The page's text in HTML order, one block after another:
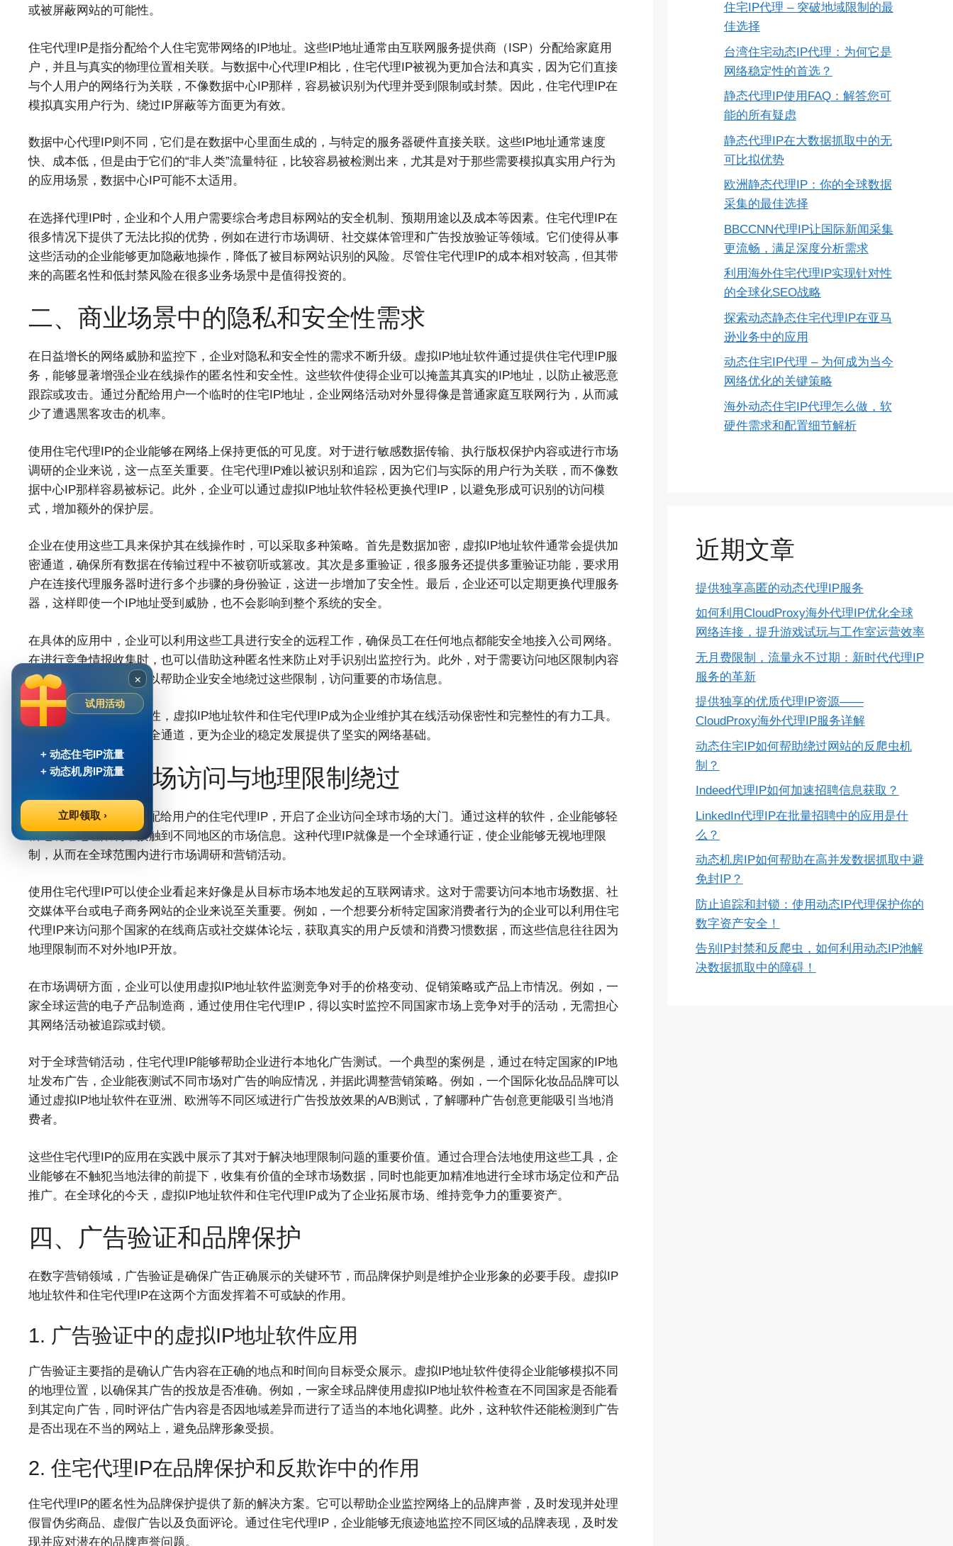
或被屏蔽网站的可能性。
住宅代理IP是指分配给个人住宅宽带网络的IP地址。这些IP地址通常由互联网服务提供商（ISP）分配给家庭用
户，并且与真实的物理位置相关联。与数据中心代理IP相比，住宅代理IP被视为更加合法和真实，因为它们直接
与个人用户的网络行为关联，不像数据中心IP那样，容易被识别为代理并受到限制或封禁。因此，住宅代理IP在
模拟真实用户行为、绕过IP屏蔽等方面更为有效。
数据中心代理IP则不同，它们是在数据中心里面生成的，与特定的服务器硬件直接关联。这些IP地址通常速度
快、成本低，但是由于它们的“非人类”流量特征，比较容易被检测出来，尤其是对于那些需要模拟真实用户行为
的应用场景，数据中心IP可能不太适用。
在选择代理IP时，企业和个人用户需要综合考虑目标网站的安全机制、预期用途以及成本等因素。住宅代理IP在
很多情况下提供了无法比拟的优势，例如在进行市场调研、社交媒体管理和广告投放验证等领域。它们使得从事
这些活动的企业能够更加隐蔽地操作，降低了被目标网站识别的风险。尽管住宅代理IP的成本相对较高，但其带
来的高匿名性和低封禁风险在很多业务场景中是值得投资的。
二、商业场景中的隐私和安全性需求
在日益增长的网络威胁和监控下，企业对隐私和安全性的需求不断升级。虚拟IP地址软件通过提供住宅代理IP服
务，能够显著增强企业在线操作的匿名性和安全性。这些软件使得企业可以掩盖其真实的IP地址，以防止被恶意
跟踪或攻击。通过分配给用户一个临时的住宅IP地址，企业网络活动对外显得像是普通家庭互联网行为，从而减
少了遭遇黑客攻击的机率。
使用住宅代理IP的企业能够在网络上保持更低的可见度。对于进行敏感数据传输、执行版权保护内容或进行市场
调研的企业来说，这一点至关重要。住宅代理IP难以被识别和追踪，因为它们与实际的用户行为关联，而不像数
据中心IP那样容易被标记。此外，企业可以通过虚拟IP地址软件轻松更换代理IP，以避免形成可识别的访问模
式，增加额外的保护层。
企业在使用这些工具来保护其在线操作时，可以采取多种策略。首先是数据加密，虚拟IP地址软件通常会提供加
密通道，确保所有数据在传输过程中不被窃听或篡改。其次是多重验证，很多服务还提供多重验证功能，要求用
户在连接代理服务器时进行多个步骤的身份验证，这进一步增加了安全性。最后，企业还可以定期更换代理服务
器，这样即使一个IP地址受到威胁，也不会影响到整个系统的安全。
在具体的应用中，企业可以利用这些工具进行安全的远程工作，确保员工在任何地点都能安全地接入公司网络。
在进行竞争情报收集时，也可以借助这种匿名性来防止对手识别出监控行为。此外，对于需要访问地区限制内容
的场景，住宅代理IP可以帮助企业安全地绕过这些限制，访问重要的市场信息。
通过增强匿名性和安全性，虚拟IP地址软件和住宅代理IP成为企业维护其在线活动保密性和完整性的有力工具。
它们不仅提供了一条安全通道，更为企业的稳定发展提供了坚实的网络基础。
三、全球市场访问与地理限制绕过
虚拟IP地址软件通过分配给用户的住宅代理IP，开启了企业访问全球市场的大门。通过这样的软件，企业能够轻
松地绕过地理限制，接触到不同地区的市场信息。这种代理IP就像是一个全球通行证，使企业能够无视地理限
制，从而在全球范围内进行市场调研和营销活动。
使用住宅代理IP可以使企业看起来好像是从目标市场本地发起的互联网请求。这对于需要访问本地市场数据、社
交媒体平台或电子商务网站的企业来说至关重要。例如，一个想要分析特定国家消费者行为的企业可以利用住宅
代理IP来访问那个国家的在线商店或社交媒体论坛，获取真实的用户反馈和消费习惯数据，而这些信息往往因为
地理限制而不对外地IP开放。
在市场调研方面，企业可以使用虚拟IP地址软件监测竞争对手的价格变动、促销策略或产品上市情况。例如，一
家全球运营的电子产品制造商，通过使用住宅代理IP，得以实时监控不同国家市场上竞争对手的活动，无需担心
其网络活动被追踪或封锁。
对于全球营销活动，住宅代理IP能够帮助企业进行本地化广告测试。一个典型的案例是，通过在特定国家的IP地
址发布广告，企业能夜测试不同市场对广告的响应情况，并据此调整营销策略。例如，一个国际化妆品品牌可以
通过虚拟IP地址软件在亚洲、欧洲等不同区域进行广告投放效果的A/B测试，了解哪种广告创意更能吸引当地消
费者。
这些住宅代理IP的应用在实践中展示了其对于解决地理限制问题的重要价值。通过合理合法地使用这些工具，企
业能够在不触犯当地法律的前提下，收集有价值的全球市场数据，同时也能更加精准地进行全球市场定位和产品
推广。在全球化的今天，虚拟IP地址软件和住宅代理IP成为了企业拓展市场、维持竞争力的重要资产。
四、广告验证和品牌保护
在数字营销领域，广告验证是确保广告正确展示的关键环节，而品牌保护则是维护企业形象的必要手段。虚拟IP
地址软件和住宅代理IP在这两个方面发挥着不可或缺的作用。
1. 广告验证中的虚拟IP地址软件应用
广告验证主要指的是确认广告内容在正确的地点和时间向目标受众展示。虚拟IP地址软件使得企业能够模拟不同
的地理位置，以确保其广告的投放是否准确。例如，一家全球品牌使用虚拟IP地址软件检查在不同国家是否能看
到其定向广告，同时评估广告内容是否因地域差异而进行了适当的本地化调整。此外，这种软件还能检测到广告
是否出现在不当的网站上，避免品牌形象受损。
2. 住宅代理IP在品牌保护和反欺诈中的作用
住宅代理IP的匿名性为品牌保护提供了新的解决方案。它可以帮助企业监控网络上的品牌声誉，及时发现并处理
假冒伪劣商品、虚假广告以及负面评论。通过住宅代理IP，企业能够无痕迹地监控不同区域的品牌表现，及时发
现并应对潜在的品牌声誉问题。
住宅IP代理 – 突破地域限制的最
佳选择
台湾住宅动态IP代理：为何它是
网络稳定性的首选？
静态代理IP使用FAQ：解答您可
能的所有疑虑
静态代理IP在大数据抓取中的无
可比拟优势
欧洲静态代理IP：你的全球数据
采集的最佳选择
BBCCNN代理IP让国际新闻采集
更流畅，满足深度分析需求
利用海外住宅代理IP实现针对性
的全球化SEO战略
探索动态静态住宅代理IP在亚马
逊业务中的应用
动态住宅IP代理 – 为何成为当今
网络优化的关键策略
海外动态住宅IP代理怎么做，软
硬件需求和配置细节解析
近期文章
提供独享高匿的动态代理IP服务
如何利用CloudProxy海外代理IP优化全球
网络连接，提升游戏试玩与工作室运营效率
无月费限制，流量永不过期：新时代代理IP
服务的革新
提供独享的优质代理IP资源——
CloudProxy海外代理IP服务详解
动态住宅IP如何帮助绕过网站的反爬虫机
制？
Indeed代理IP如何加速招聘信息获取？
LinkedIn代理IP在批量招聘中的应用是什
么？
动态机房IP如何帮助在高并发数据抓取中避
免封IP？
防止追踪和封锁：使用动态IP代理保护你的
数字资产安全！
告别IP封禁和反爬虫，如何利用动态IP池解
决数据抓取中的障碍！
×
试用活动
+ 动态住宅IP流量
+ 动态机房IP流量
立即领取 ›